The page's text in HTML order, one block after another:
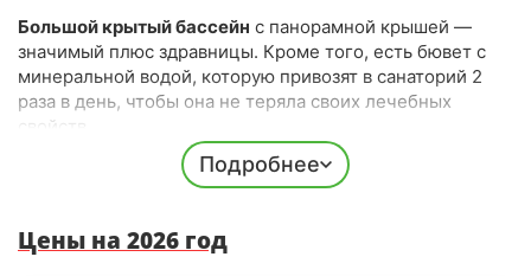
Большой крытый бассейн с панорамной крышей —
значимый плюс здравницы. Кроме того, есть бювет с
минеральной водой, которую привозят в санаторий 2
раза в день, чтобы она не теряла своих лечебных
свойств.
У здравнице имеется ресторан — «Европейский» и кафе
В целом, сервис в санатории «Солнечный» —
европейского класса. Рядом расположены кафе,
Подробнее
Цены на 2026 год